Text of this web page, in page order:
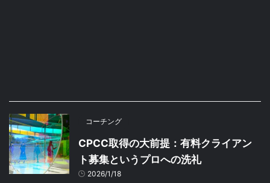
コーチング
CPCC取得の大前提：有料クライアン
ト募集というプロへの洗礼
2026/1/18